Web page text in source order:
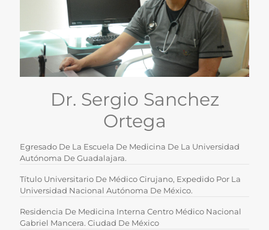
Dr. Sergio Sanchez
Ortega
Egresado De La Escuela De Medicina De La Universidad
Autónoma De Guadalajara.
Título Universitario De Médico Cirujano, Expedido Por La
Universidad Nacional Autónoma De México.
Residencia De Medicina Interna Centro Médico Nacional
Gabriel Mancera. Ciudad De México